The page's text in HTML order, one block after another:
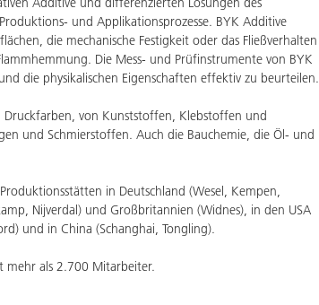
und Applikationsprozesse. BYK Additive
die mechanische Festigkeit oder das Fließverhalten
Die Mess- und Prüfinstrumente von BYK
die physikalischen Eigenschaften effektiv zu beurteilen.
von Kunststoffen, Klebstoffen und
und Schmierstoffen. Auch die Bauchemie, die Öl- und
in Deutschland (Wesel, Kempen,
Nijverdal) und Großbritannien (Widnes), in den USA
und in China (Schanghai, Tongling).
mehr als 2.700 Mitarbeiter.